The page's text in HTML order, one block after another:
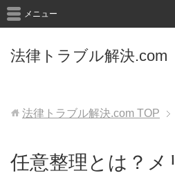
法律トラブル解決.com
メニュー
法律トラブル解決.com TOP
任意整理とは？メ